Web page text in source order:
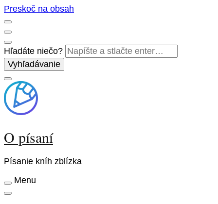
Preskoč na obsah
Hľadáte niečo?
O písaní
Písanie kníh zblízka
Menu